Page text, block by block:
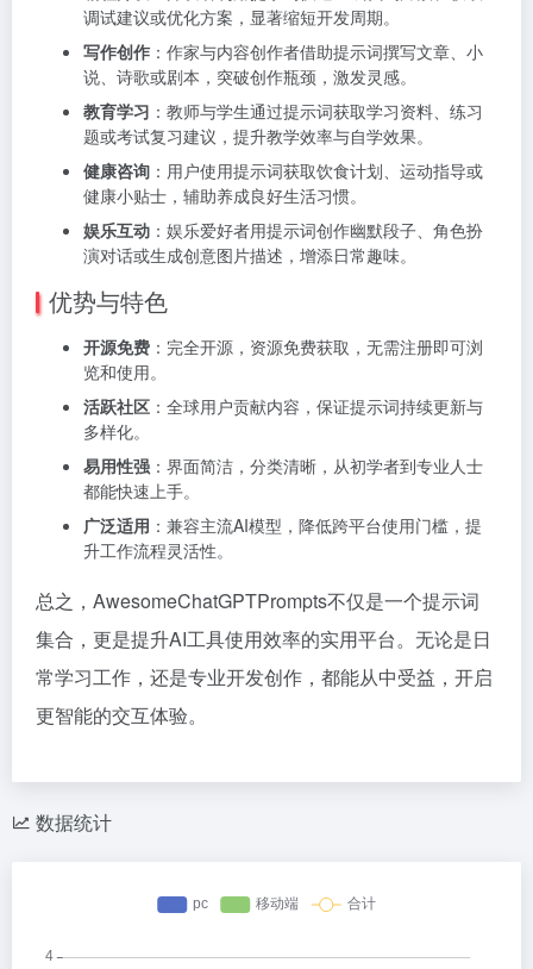
调试建议或优化方案，显著缩短开发周期。
写作创作 ：作家与内容创作者借助提示词撰写文章、小
说、诗歌或剧本，突破创作瓶颈，激发灵感。
教育学习 ：教师与学生通过提示词获取学习资料、练习
题或考试复习建议，提升教学效率与自学效果。
健康咨询 ：用户使用提示词获取饮食计划、运动指导或
健康小贴士，辅助养成良好生活习惯。
娱乐互动 ：娱乐爱好者用提示词创作幽默段子、角色扮
演对话或生成创意图片描述，增添日常趣味。
优势与特色
开源免费 ：完全开源，资源免费获取，无需注册即可浏
览和使用。
活跃社区 ：全球用户贡献内容，保证提示词持续更新与
多样化。
易用性强 ：界面简洁，分类清晰，从初学者到专业人士
都能快速上手。
广泛适用 ：兼容主流AI模型，降低跨平台使用门槛，提
升工作流程灵活性。
总之，AwesomeChatGPTPrompts不仅是一个提示词
集合，更是提升AI工具使用效率的实用平台。无论是日
常学习工作，还是专业开发创作，都能从中受益，开启
更智能的交互体验。
数据统计